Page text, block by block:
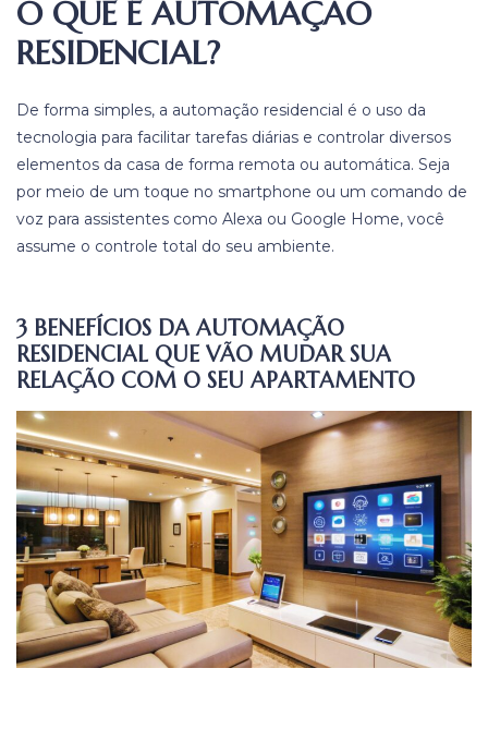
O QUE É AUTOMAÇÃO
RESIDENCIAL?
De forma simples, a automação residencial é o uso da
tecnologia para facilitar tarefas diárias e controlar diversos
elementos da casa de forma remota ou automática. Seja
por meio de um toque no smartphone ou um comando de
voz para assistentes como Alexa ou Google Home, você
assume o controle total do seu ambiente.
3 BENEFÍCIOS DA AUTOMAÇÃO
RESIDENCIAL QUE VÃO MUDAR SUA
RELAÇÃO COM O SEU APARTAMENTO